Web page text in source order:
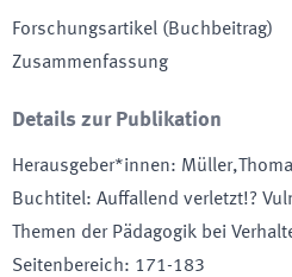
Forschungsartikel (Buchbeitrag)
Zusammenfassung
Details zur Publikation
Herausgeber*innen:
Buchtitel: Auffallend verletzt!?
Themen der Pädagogik bei
Seitenbereich: 171-183